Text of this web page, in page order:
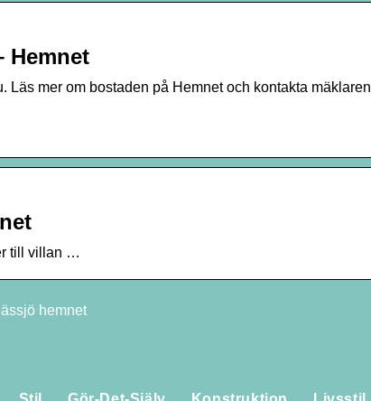
Hemnet
mer om bostaden på Hemnet och kontakta mäklaren
till villan …
hemnet